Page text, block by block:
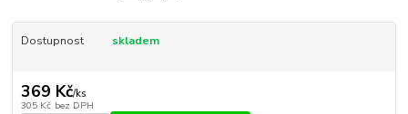
Dostupnost skladem
369 Kč/ks
305 Kč bez DPH